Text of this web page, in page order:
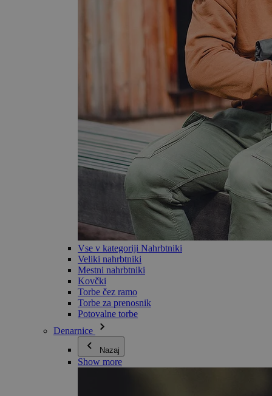
Vse v kategoriji Nahrbtniki
Veliki nahrbtniki
Mestni nahrbtniki
Kovčki
Torbe čez ramo
Torbe za prenosnik
Potovalne torbe
Denarnice
Nazaj
Show more